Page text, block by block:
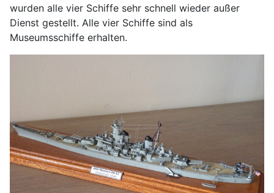
wurden alle vier Schiffe sehr schnell wieder außer
Dienst gestellt. Alle vier Schiffe sind als
Museumsschiffe erhalten.